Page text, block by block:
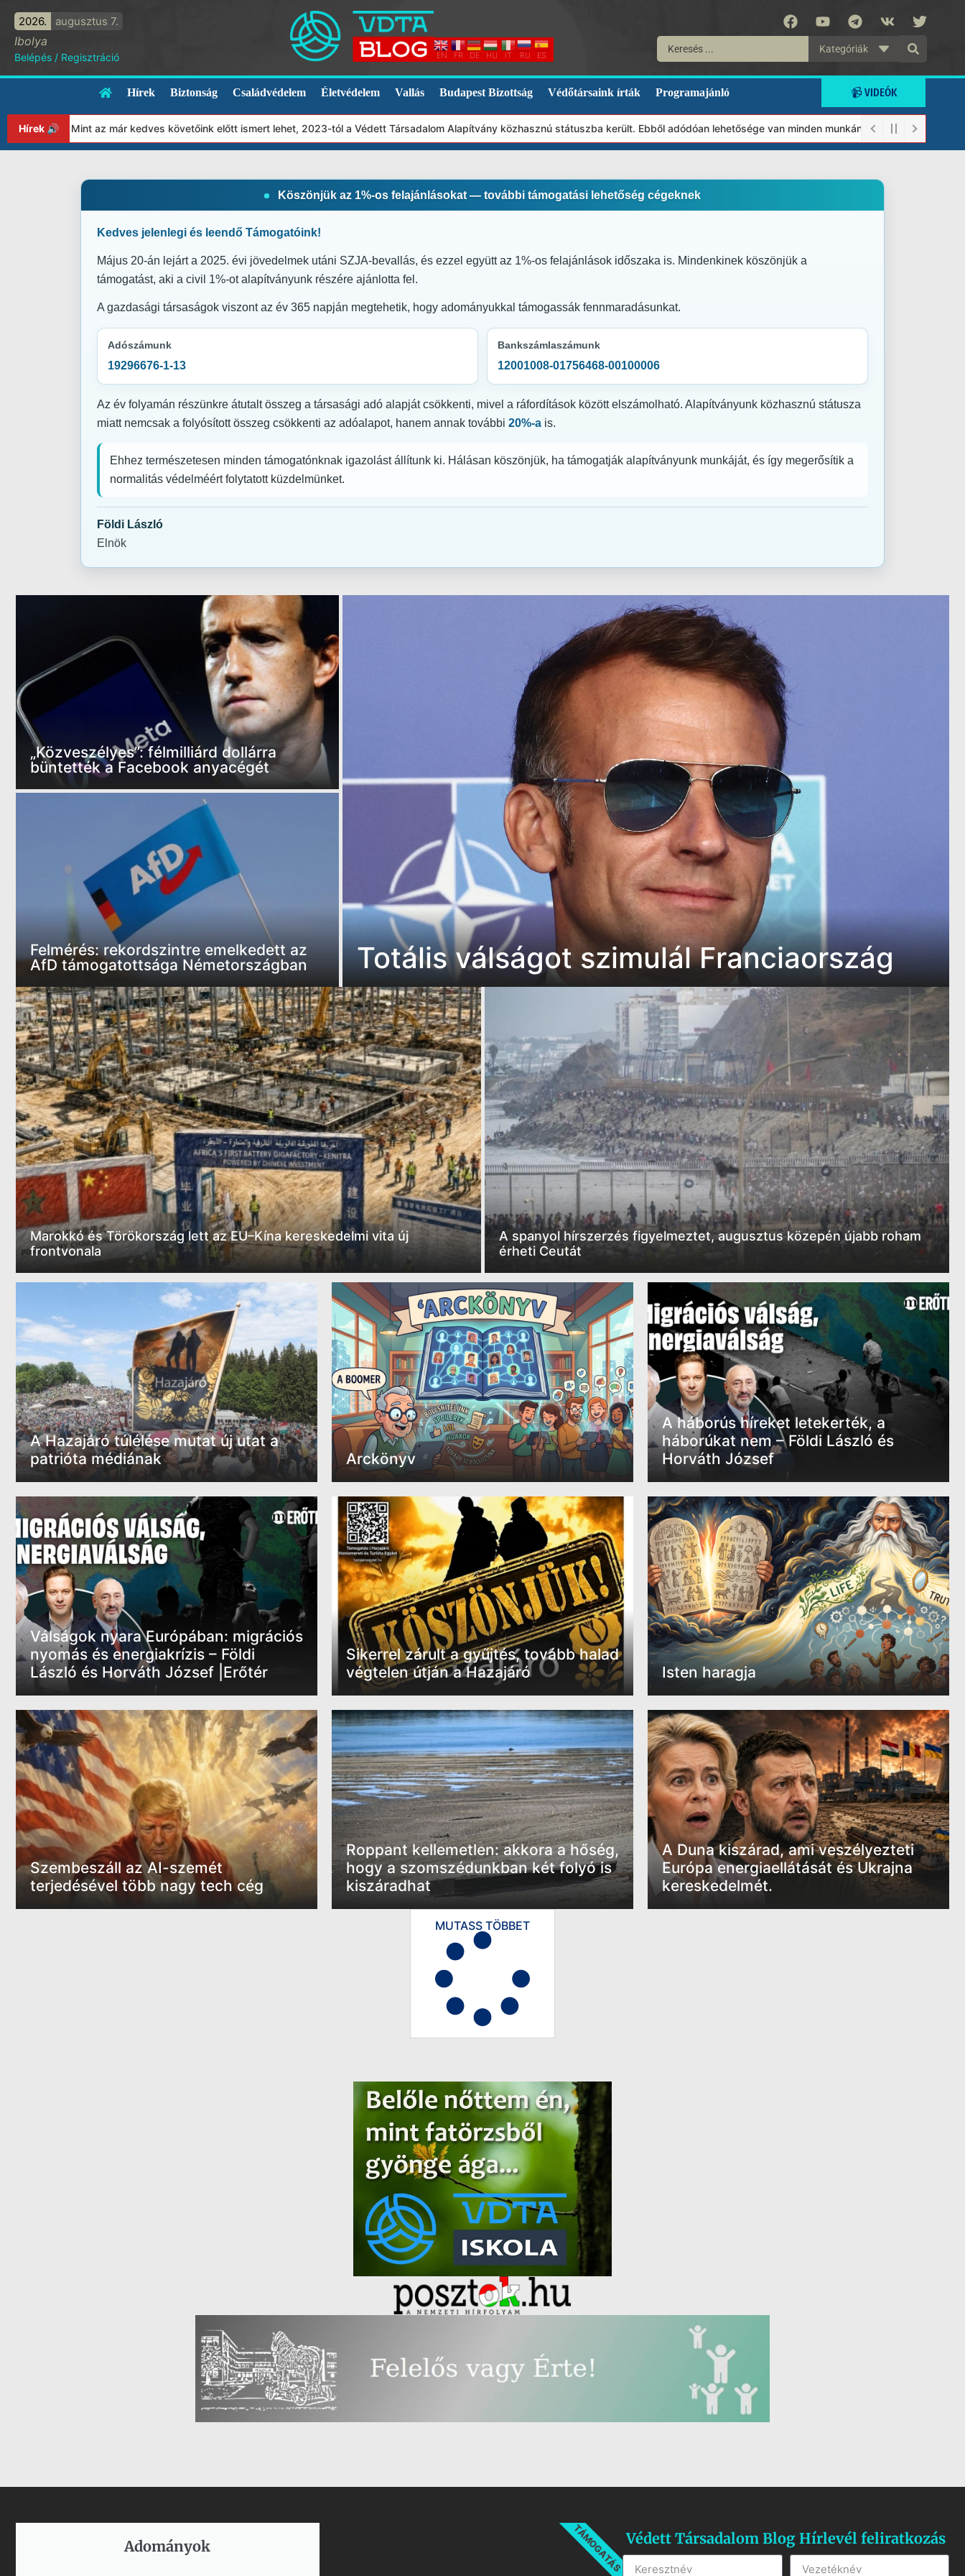
2026. augusztus 7.
Ibolya
Belépés / Regisztráció EN FR DE HU IT RU ES
Kategóriák
Hírek Biztonság Családvédelem Életvédelem Vallás Budapest Bizottság Védőtársaink írták Programajánló 📹 VIDEÓK
Hírek 🔊
az már kedves követőink előtt ismert lehet, 2023-tól a Védett Társadalom Alapítvány közhasznú státuszba került. Ebből adódóan lehetősége van minden munkánkat segíteni kívánó
Köszönjük az 1%-os felajánlásokat — további támogatási lehetőség cégeknek
Kedves jelenlegi és leendő Támogatóink!
Május 20-án lejárt a 2025. évi jövedelmek utáni SZJA-bevallás, és ezzel együtt az 1%-os felajánlások időszaka is. Mindenkinek köszönjük a
támogatást, aki a civil 1%-ot alapítványunk részére ajánlotta fel.
A gazdasági társaságok viszont az év 365 napján megtehetik, hogy adományukkal támogassák fennmaradásunkat.
Adószámunk
19296676-1-13
Bankszámlaszámunk
12001008-01756468-00100006
Az év folyamán részünkre átutalt összeg a társasági adó alapját csökkenti, mivel a ráfordítások között elszámolható. Alapítványunk közhasznú státusza
miatt nemcsak a folyósított összeg csökkenti az adóalapot, hanem annak további 20%-a is.
Ehhez természetesen minden támogatónknak igazolást állítunk ki. Hálásan köszönjük, ha támogatják alapítványunk munkáját, és így megerősítik a
normalitás védelméért folytatott küzdelmünket.
Földi László
Elnök
„Közveszélyes”: félmilliárd dollárra
büntették a Facebook anyacégét
Felmérés: rekordszintre emelkedett az
AfD támogatottsága Németországban
Totális válságot szimulál Franciaország
Marokkó és Törökország lett az EU–Kína kereskedelmi vita új
frontvonala
A spanyol hírszerzés figyelmeztet, augusztus közepén újabb roham
érheti Ceutát
A Hazajáró túlélése mutat új utat a
patrióta médiának
Arckönyv
A háborús híreket letekerték, a
háborúkat nem – Földi László és
Horváth József
Válságok nyara Európában: migrációs
nyomás és energiakrízis – Földi
László és Horváth József |Erőtér
Sikerrel zárult a gyűjtés, tovább halad
végtelen útján a Hazajáró
Isten haragja
Szembeszáll az AI-szemét
terjedésével több nagy tech cég
Roppant kellemetlen: akkora a hőség,
hogy a szomszédunkban két folyó is
kiszáradhat
A Duna kiszárad, ami veszélyezteti
Európa energiaellátását és Ukrajna
kereskedelmét.
MUTASS TÖBBET
Adományok​ TÁMOGATÁSVédett Társadalom Blog Hírlevél feliratkozás